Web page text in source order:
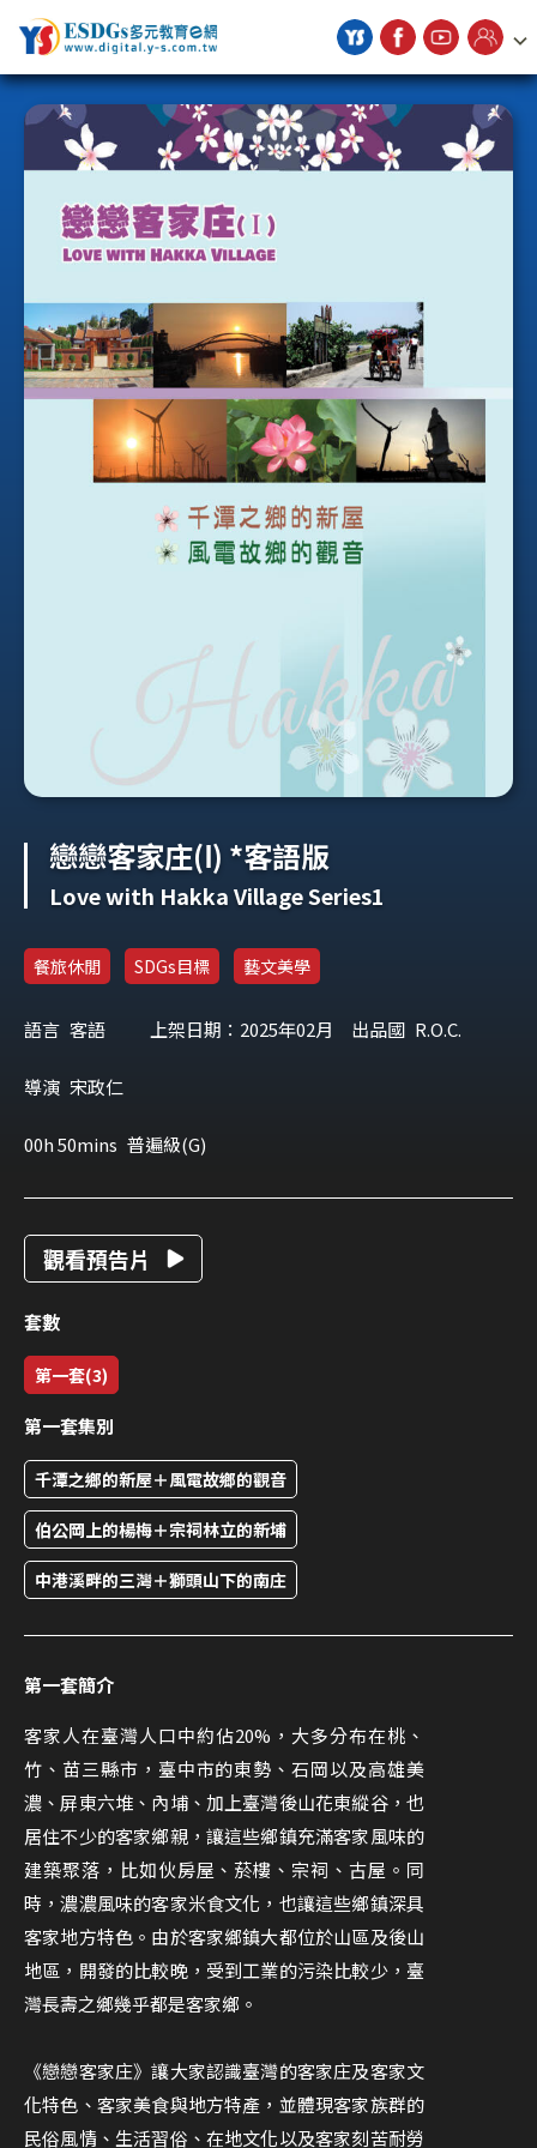
宇勗公播平台
戀戀客家庄(Ⅰ) *客語版
Love with Hakka Village Series1
餐旅休閒 SDGs目標 藝文美學
語言 客語 上架日期：2025年02月 出品國 R.O.C.
導演 宋政仁
00h 50mins 普遍級(G)
觀看預告片
套數
第一套(3)
第一套集別
千潭之鄉的新屋＋風電故鄉的觀音
伯公岡上的楊梅＋宗祠林立的新埔
中港溪畔的三灣＋獅頭山下的南庄
第一套簡介
客家人在臺灣人口中約佔20%，大多分布在桃、
竹、苗三縣市，臺中市的東勢、石岡以及高雄美
濃、屏東六堆、內埔、加上臺灣後山花東縱谷，也
居住不少的客家鄉親，讓這些鄉鎮充滿客家風味的
建築聚落，比如伙房屋、菸樓、宗祠、古屋。同
時，濃濃風味的客家米食文化，也讓這些鄉鎮深具
客家地方特色。由於客家鄉鎮大都位於山區及後山
地區，開發的比較晚，受到工業的污染比較少，臺
灣長壽之鄉幾乎都是客家鄉。
《戀戀客家庄》讓大家認識臺灣的客家庄及客家文
化特色、客家美食與地方特產，並體現客家族群的
民俗風情、生活習俗、在地文化以及客家刻苦耐勞